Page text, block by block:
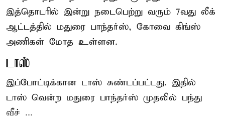
இத்தொடரில் இன்று நடைபெற்று வரும் 7வது லீக்
ஆட்டத்தில் மதுரை பாந்தர்ஸ், கோவை கிங்ஸ்
அணிகள் மோத உள்ளன.
டாஸ்
இப்போட்டிக்கான டாஸ் சுண்டப்பட்டது. இதில்
டாஸ் வென்ற மதுரை பாந்தர்ஸ் முதலில் பந்து
வீச் ...